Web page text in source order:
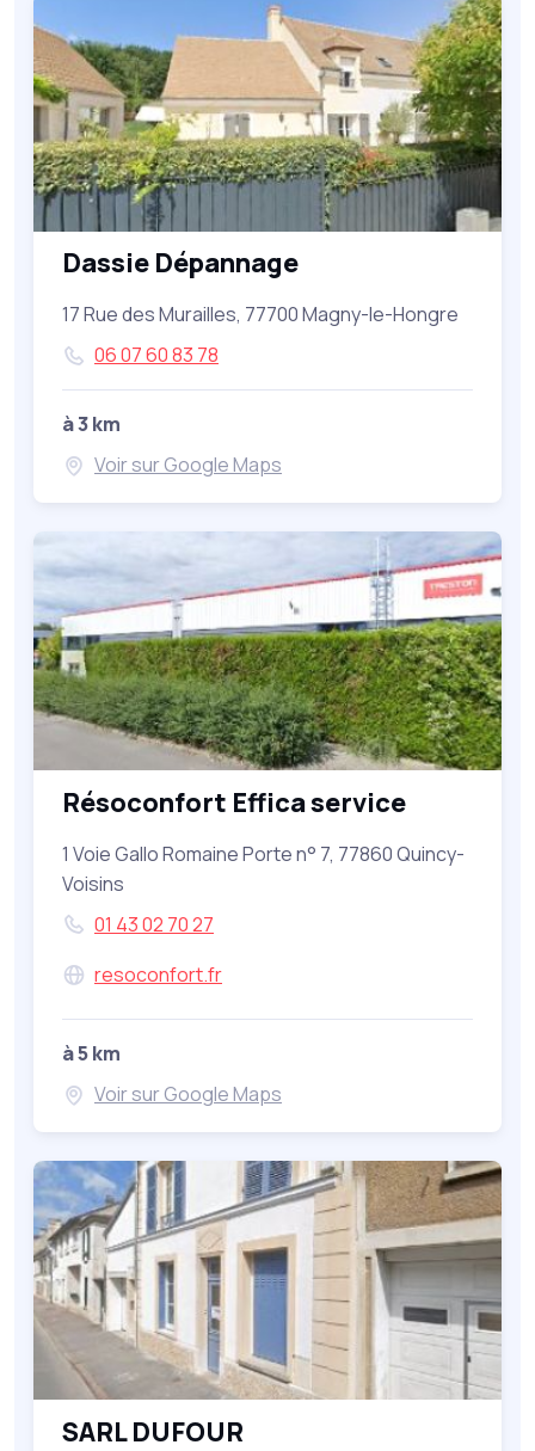
Dassie Dépannage
17 Rue des Murailles, 77700 Magny-le-Hongre
06 07 60 83 78
à 3 km
Voir sur Google Maps
Résoconfort Effica service
1 Voie Gallo Romaine Porte n° 7, 77860 Quincy-
Voisins
01 43 02 70 27
resoconfort.fr
à 5 km
Voir sur Google Maps
SARL DUFOUR